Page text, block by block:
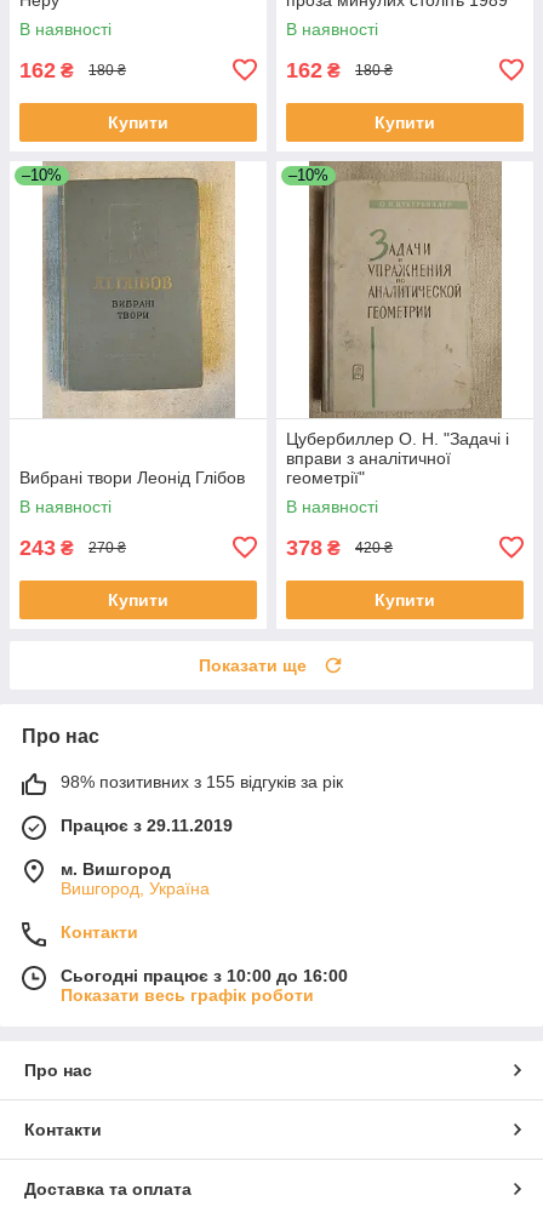
В наявності
162 ₴ 180 ₴
Купити
В наявності
162 ₴ 180 ₴
Купити
–10%
Вибрані твори Леонід Глібов
В наявності
243 ₴ 270 ₴
Купити
–10%
Цубербиллер О. Н. "Задачі і
вправи з аналітичної
геометрії"
В наявності
378 ₴ 420 ₴
Купити
Показати ще
Про нас
98% позитивних з 155 відгуків за рік
Працює з 29.11.2019
м. Вишгород
Вишгород, Україна
Контакти
Сьогодні працює з 10:00 до 16:00
Показати весь графік роботи
Про нас
Контакти
Доставка та оплата